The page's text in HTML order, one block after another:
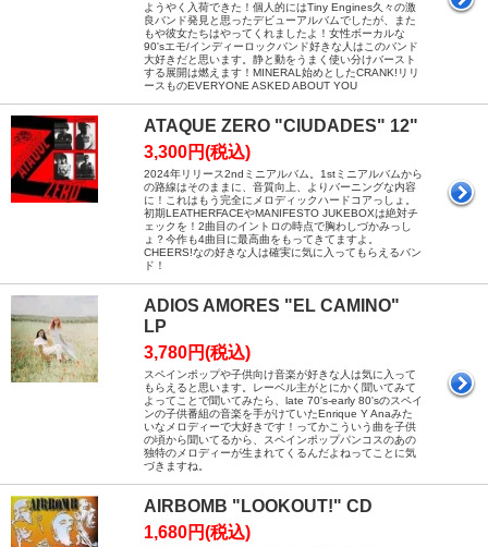
ようやく入荷できた！個人的にはTiny Engines久々の激
良バンド発見と思ったデビューアルバムでしたが、また
もや彼女たちはやってくれましたよ！女性ボーカルな
90'sエモ/インディーロックバンド好きな人はこのバンド
大好きだと思います。静と動をうまく使い分けバースト
する展開は燃えます！MINERAL始めとしたCRANK!リリ
ースものEVERYONE ASKED ABOUT YOU
ATAQUE ZERO "CIUDADES" 12"
3,300円(税込)
2024年リリース2ndミニアルバム。1stミニアルバムから
の路線はそのままに、音質向上、よりバーニングな内容
に！これはもう完全にメロディックハードコアっしょ。
初期LEATHERFACEやMANIFESTO JUKEBOXは絶対チ
ェックを！2曲目のイントロの時点で胸わしづかみっし
ょ？今作も4曲目に最高曲をもってきてますよ。
CHEERS!なの好きな人は確実に気に入ってもらえるバン
ド！
ADIOS AMORES "EL CAMINO"
LP
3,780円(税込)
スペインポップや子供向け音楽が好きな人は気に入って
もらえると思います。レーベル主がとにかく聞いてみて
よってことで聞いてみたら、late 70's-early 80'sのスペイ
ンの子供番組の音楽を手がけていたEnrique Y Anaみた
いなメロディーで大好きです！ってかこういう曲を子供
の頃から聞いてるから、スペインポップパンコスのあの
独特のメロディーが生まれてくるんだよねってことに気
づきますね。
AIRBOMB "LOOKOUT!" CD
1,680円(税込)